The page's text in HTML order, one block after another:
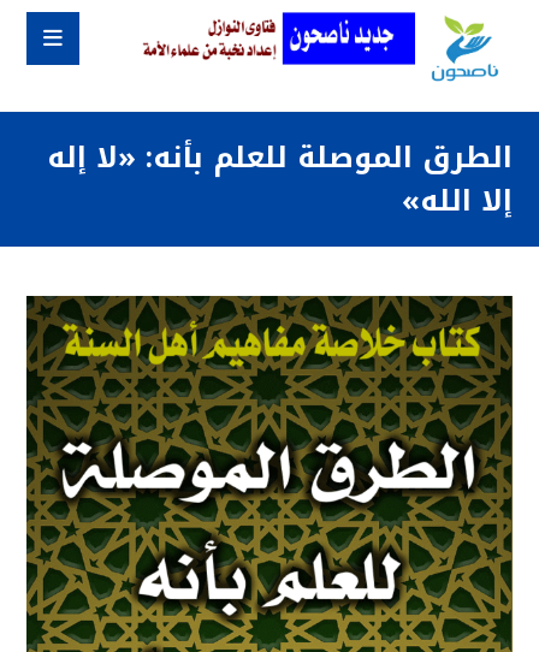
الطرق الموصلة للعلم بأنه: «لا إله
إلا الله»